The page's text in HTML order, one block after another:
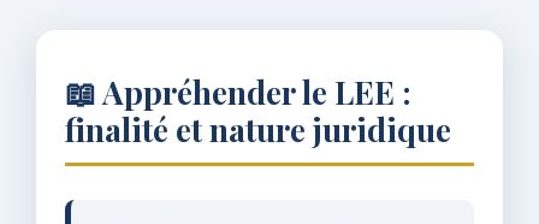
📖 Appréhender le LEE :
finalité et nature juridique